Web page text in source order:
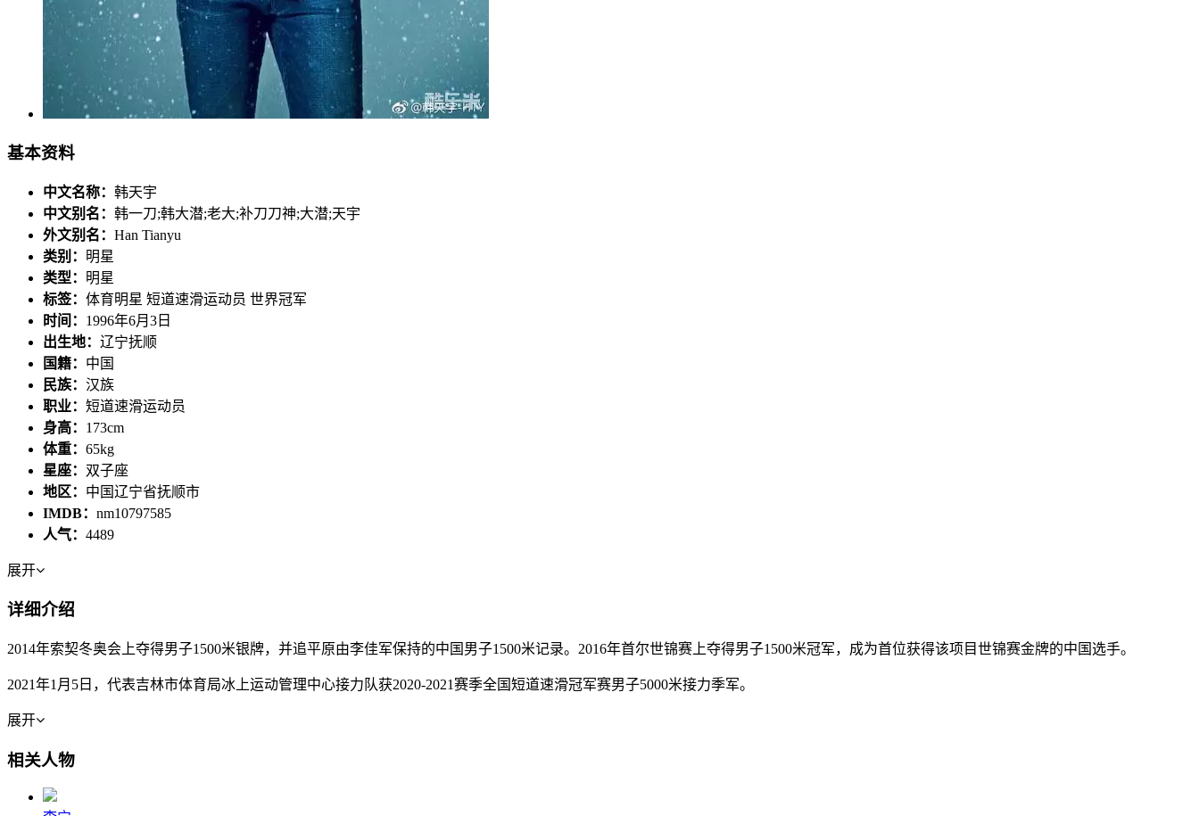
基本资料
中文名称： 韩天宇
中文别名： 韩一刀;韩大潜;老大;补刀刀神;大潜;天宇
外文别名： Han Tianyu
类别： 明星
类型： 明星
标签： 体育明星 短道速滑运动员 世界冠军
时间： 1996年6月3日
出生地： 辽宁抚顺
国籍： 中国
民族： 汉族
职业： 短道速滑运动员
身高： 173cm
体重： 65kg
星座： 双子座
地区： 中国辽宁省抚顺市
IMDB： nm10797585
人气： 4489
展开
详细介绍
2014年索契冬奥会上夺得男子1500米银牌，并追平原由李佳军保持的中国男子1500米记录。2016年首尔世锦赛上夺得男子1500米冠军，成为首位获得该项目世锦赛金牌的中国选手。
2021年1月5日，代表吉林市体育局冰上运动管理中心接力队获2020-2021赛季全国短道速滑冠军赛男子5000米接力季军。
展开
相关人物